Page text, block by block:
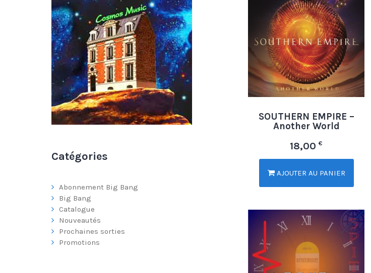
Catégories
Abonnement Big Bang
Big Bang
Catalogue
Nouveautés
Prochaines sorties
Promotions
SOUTHERN EMPIRE –
Another World
18,00 €
AJOUTER AU PANIER